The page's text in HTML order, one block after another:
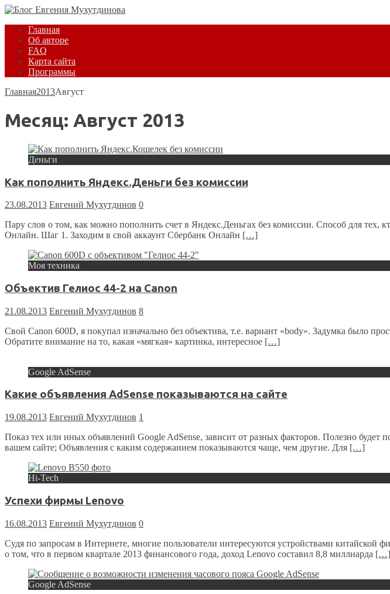
Главная
Об авторе
FAQ
Карта сайта
Программы
Главная2013Август
Месяц: Август 2013
Деньги
Как пополнить Яндекс.Деньги без комиссии
23.08.2013 Евгений Мухутдинов 0
Пару слов о том, как можно пополнить счет в Яндекс.Деньгах без комиссии. Способ для тех,
Онлайн. Шаг 1. Заходим в свой аккаунт Сбербанк Онлайн […]
Моя техника
Объектив Гелиос 44-2 на Canon
21.08.2013 Евгений Мухутдинов 8
Свой Canon 600D, я покупал изначально без объектива, т.е. вариант «body». Задумка было
Обратите внимание на то, какая «мягкая» картинка, интересное […]
Google AdSense
Какие объявления AdSense показываются на сайте
19.08.2013 Евгений Мухутдинов 1
Показ тех или иных объявлений Google AdSense, зависит от разных факторов. Полезно
вашем сайте; Объявления с каким содержанием показываются чаще, чем другие. Для […]
Hi-Tech
Успехи фирмы Lenovo
16.08.2013 Евгений Мухутдинов 0
Судя по запросам в Интернете, многие пользователи интересуются устройствами
о том, что в первом квартале 2013 финансового года, доход Lenovo составил 8,8 миллиарда […]
Google AdSense